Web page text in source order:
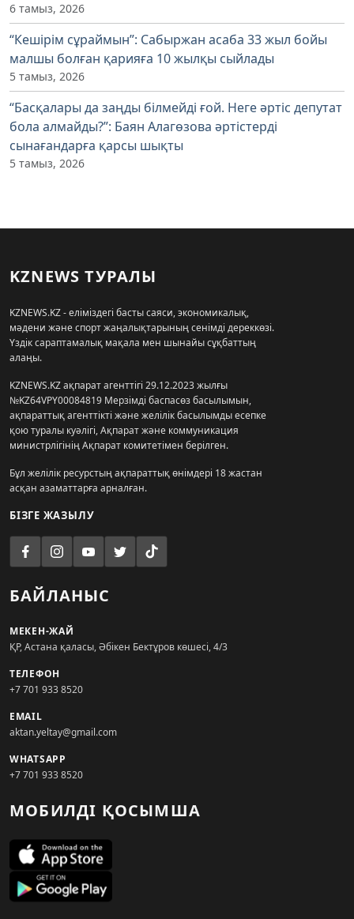
6 тамыз, 2026
“Кешірім сұраймын”: Сабыржан асаба 33 жыл бойы
малшы болған қарияға 10 жылқы сыйлады
5 тамыз, 2026
“Басқалары да заңды білмейді ғой. Неге әртіс депутат
бола алмайды?”: Баян Алагөзова әртістерді
сынағандарға қарсы шықты
5 тамыз, 2026
KZNEWS ТУРАЛЫ
KZNEWS.KZ - еліміздегі басты саяси, экономикалық,
мәдени және спорт жаңалықтарының сенімді дереккөзі.
Үздік сараптамалық мақала мен шынайы сұқбаттың
алаңы.
KZNEWS.KZ ақпарат агенттігі 29.12.2023 жылғы
№KZ64VPY00084819 Мерзімді баспасөз басылымын,
ақпараттық агенттікті және желілік басылымды есепке
қою туралы куәлігі, Ақпарат және коммуникация
министрлігінің Ақпарат комитетімен берілген.
Бұл желілік ресурстың ақпараттық өнімдері 18 жастан
асқан азаматтарға арналған.
БІЗГЕ ЖАЗЫЛУ
БАЙЛАНЫС
МЕКЕН-ЖАЙ
ҚР, Астана қаласы, Әбікен Бектұров көшесі, 4/3
ТЕЛЕФОН
+7 701 933 8520
EMAIL
aktan.yeltay@gmail.com
WHATSAPP
+7 701 933 8520
МОБИЛДІ ҚОСЫМША